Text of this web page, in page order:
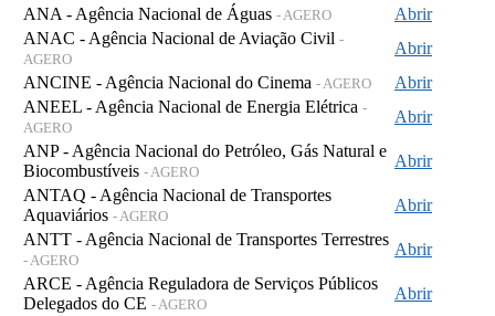
ANA - Agência Nacional de Águas - AGERO
Abrir
ANAC - Agência Nacional de Aviação Civil -
AGERO
Abrir
ANCINE - Agência Nacional do Cinema - AGERO
Abrir
ANEEL - Agência Nacional de Energia Elétrica -
AGERO
Abrir
ANP - Agência Nacional do Petróleo, Gás Natural e
Biocombustíveis - AGERO
Abrir
ANTAQ - Agência Nacional de Transportes
Aquaviários - AGERO
Abrir
ANTT - Agência Nacional de Transportes Terrestres
- AGERO
Abrir
ARCE - Agência Reguladora de Serviços Públicos
Delegados do CE - AGERO
Abrir